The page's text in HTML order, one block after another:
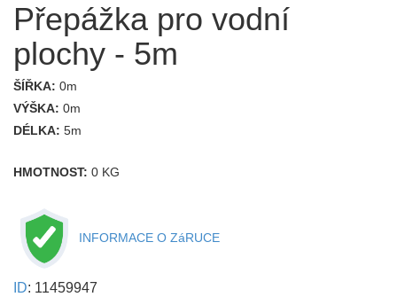
Přepážka pro vodní
plochy - 5m
ŠÍŘKA: 0m
VÝŠKA: 0m
DÉLKA: 5m
HMOTNOST: 0 KG
INFORMACE O ZáRUCE
ID: 11459947